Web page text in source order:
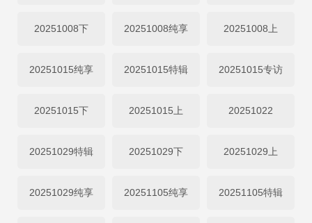
20251008下 20251008纯享 20251008上
20251015纯享 20251015特辑 20251015专访
20251015下 20251015上 20251022
20251029特辑 20251029下 20251029上
20251029纯享 20251105纯享 20251105特辑